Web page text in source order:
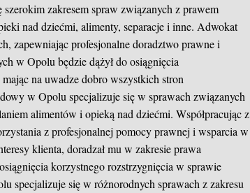
zakresem spraw związanych z prawem
nad dziećmi, alimenty, separacje i inne. Adwokat
zapewniając profesjonalne doradztwo prawne i
w Opolu będzie dążył do osiągnięcia
na uwadze dobro wszystkich stron
w Opolu specjalizuje się w sprawach związanych
alimentów i opieką nad dziećmi. Współpracując z
z profesjonalnej pomocy prawnej i wsparcia w
klienta, doradzał mu w zakresie prawa
korzystnego rozstrzygnięcia w sprawie
się w różnorodnych sprawach z zakresu